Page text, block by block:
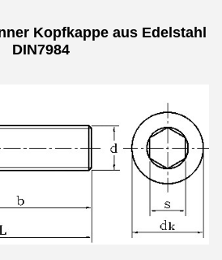
Kopfkappe aus Edelstahl
DIN7984